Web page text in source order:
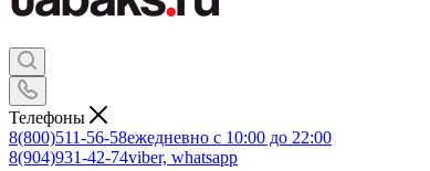
Телефоны
8(800)511-56-58ежедневно с 10:00 до 22:00
8(904)931-42-74viber, whatsapp